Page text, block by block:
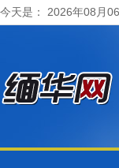
今天是： 2026年08月